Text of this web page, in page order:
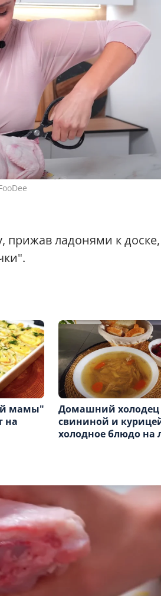
прижав ладонями к доске,
мамы"
на
Домашний холодец
свининой и
холодное блюдо на